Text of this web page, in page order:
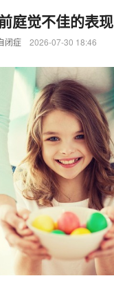
庭觉不佳的表现
闭症 2026-07-30 18:46